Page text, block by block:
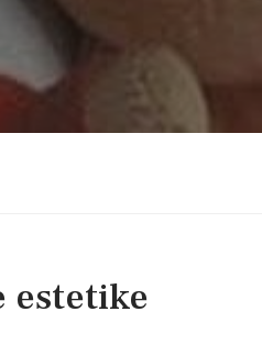
estetike